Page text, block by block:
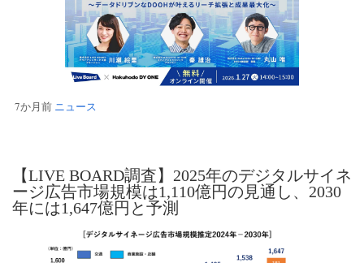
7か月前 ニュース
【LIVE BOARD調査】2025年のデジタルサイネ
ージ広告市場規模は1,110億円の見通し、2030
年には1,647億円と予測